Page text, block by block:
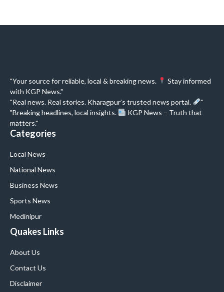
"Your source for reliable, local & breaking news.
Stay informed
with KGP News."
"Real news. Real stories. Kharagpur’s trusted news portal.
"
"Breaking headlines, local insights.
KGP News – Truth that
matters."
Categories
Local News
National News
Business News
Sports News
Medinipur
Quakes Links
About Us
Contact Us
Disclaimer